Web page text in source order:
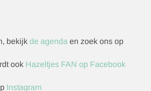
bekijk de agenda en zoek ons op
ook Hazeltjes FAN op Facebook
Instagram